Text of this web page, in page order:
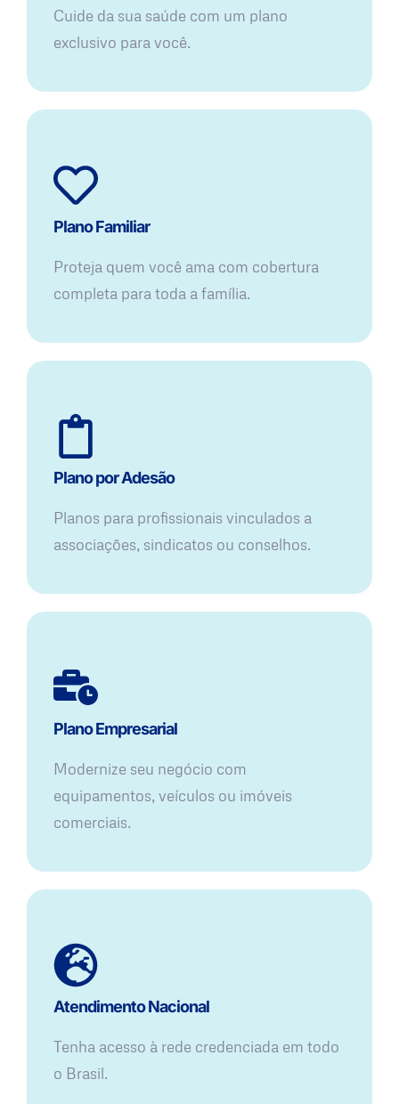
Cuide da sua saúde com um plano
exclusivo para você.
Plano Familiar
Proteja quem você ama com cobertura
completa para toda a família.
Plano por Adesão
Planos para profissionais vinculados a
associações, sindicatos ou conselhos.
Plano Empresarial
Modernize seu negócio com
equipamentos, veículos ou imóveis
comerciais.
Atendimento Nacional
Tenha acesso à rede credenciada em todo
o Brasil.